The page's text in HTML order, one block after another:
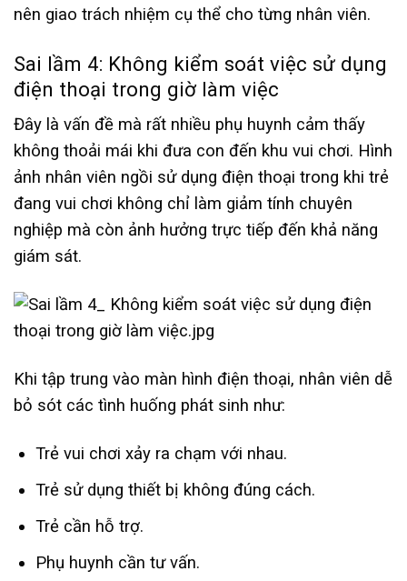
nên giao trách nhiệm cụ thể cho từng nhân viên.
Sai lầm 4: Không kiểm soát việc sử dụng
điện thoại trong giờ làm việc
Đây là vấn đề mà rất nhiều phụ huynh cảm thấy
không thoải mái khi đưa con đến khu vui chơi. Hình
ảnh nhân viên ngồi sử dụng điện thoại trong khi trẻ
đang vui chơi không chỉ làm giảm tính chuyên
nghiệp mà còn ảnh hưởng trực tiếp đến khả năng
giám sát.
Khi tập trung vào màn hình điện thoại, nhân viên dễ
bỏ sót các tình huống phát sinh như:
Trẻ vui chơi xảy ra chạm với nhau.
Trẻ sử dụng thiết bị không đúng cách.
Trẻ cần hỗ trợ.
Phụ huynh cần tư vấn.